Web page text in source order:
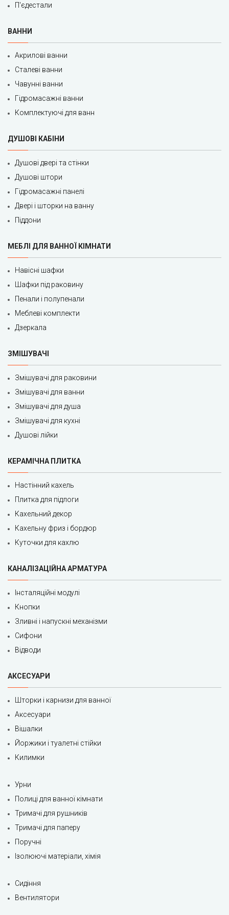
П'єдестали
ВАННИ
Акрилові ванни
Сталеві ванни
Чавунні ванни
Гідромасажні ванни
Комплектуючі для ванн
ДУШОВІ КАБІНИ
Душові двері та стінки
Душові штори
Гідромасажні панелі
Двері і шторки на ванну
Піддони
МЕБЛІ ДЛЯ ВАННОЇ КІМНАТИ
Навісні шафки
Шафки під раковину
Пенали і полупенали
Меблеві комплекти
Дзеркала
ЗМІШУВАЧІ
Змішувачі для раковини
Змішувачі для ванни
Змішувачі для душа
Змішувачі для кухні
Душові лійки
КЕРАМІЧНА ПЛИТКА
Настінний кахель
Плитка для підлоги
Кахельний декор
Кахельну фриз і бордюр
Куточки для кахлю
КАНАЛІЗАЦІЙНА АРМАТУРА
Інсталяційні модулі
Кнопки
Зливні і напускні механізми
Сифони
Відводи
АКСЕСУАРИ
Шторки і карнизи для ванної
Аксесуари
Вішалки
Йоржики і туалетні стійки
Килимки
Урни
Полиці для ванної кімнати
Тримачі для рушників
Тримачі для паперу
Поручні
Ізолюючі матеріали, хімія
Сидіння
Вентилятори